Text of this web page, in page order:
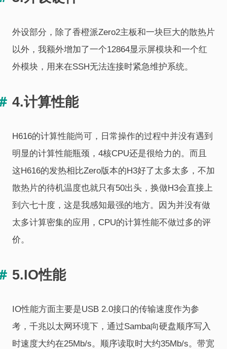
外设部分，除了香橙派Zero2主板和一块巨大的散热片
以外，我额外增加了一个12864显示屏模块和一个红
外模块，用来在SSH无法连接时紧急维护系统。
4.计算性能
H616的计算性能尚可，日常操作的过程中并没有遇到
明显的计算性能瓶颈，4核CPU还是很给力的。而且
这H616的发热相比Zero版本的H3好了太多太多，不加
散热片的待机温度也就只有50出头，换做H3会直接上
到六七十度，这是我感知最强的地方。因为并没有做
太多计算密集的应用，CPU的计算性能不做过多的评
价。
5.IO性能
IO性能方面主要是USB 2.0接口的传输速度作为参
考，千兆以太网环境下，通过Samba向硬盘顺序写入
时速度大约在25Mb/s。顺序读取时大约35Mb/s。带宽